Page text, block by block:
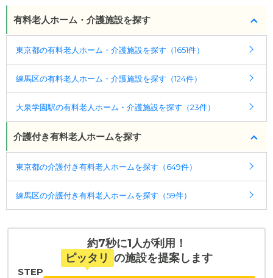
・認知症：受け入れ可
ケアスル 介護では詳細な料金プランをご確認頂けま
す。詳しくはこちら 。
◎ケアスル 介護の3つの特徴
ポート
入居相談：
0120-579-721
受付時間：10：00～19：00
・全国10000件の介護施設情報を掲載
幅広い選択肢の中から、条件にあった施設を選ぶ
ことができます。
たとえば「カラオケ」「麻雀」が楽しめる施設、
「夫婦入居可」の施設、「看取り可」の施設など、
医療・看護体制から施設を探すこともできます。
のりば「新座栄」行にて「天沼マーケット前」下車
り西武バスのりば「新座栄」行にて「天沼マーケッ
有料老人ホーム・介護施設を探す
東京都の有料老人ホーム・介護施設を探す（1651件）
練馬区の有料老人ホーム・介護施設を探す（124件）
大泉学園駅の有料老人ホーム・介護施設を探す（23件）
介護付き有料老人ホームを探す
東京都の介護付き有料老人ホームを探す（649件）
練馬区の介護付き有料老人ホームを探す（59件）
約7秒に1人が利用！
ピッタリ の施設を提案します
STEP